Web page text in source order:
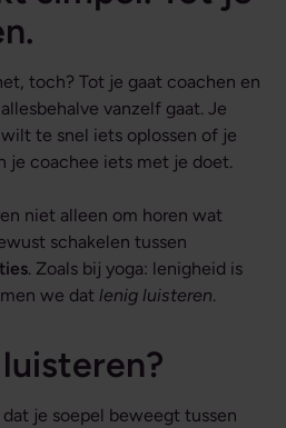
toch? Tot je gaat coachen en
vanzelf gaat. Je
te snel iets oplossen of je
je coachee iets met je doet.
niet alleen om horen wat
schakelen tussen
. Zoals bij yoga: lenigheid is
we dat lenig luisteren.
je soepel beweegt tussen